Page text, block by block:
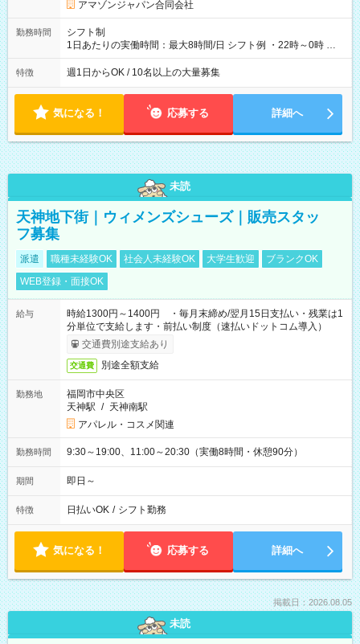
アマゾンジャパン合同会社
勤務時間
シフト制
1日あたりの実働時間：最大8時間/日 シフト例 ・22時～0時 入
社後、就業可能シフトをご確認の上、申請してください。
特徴 週1日からOK / 10名以上の大量募集
気になる！ 応募する 詳細へ
未読
天神地下街｜ウィメンズシューズ｜販売スタッ
フ募集
派遣 職種未経験OK 社会人未経験OK 大学生歓迎
ブランクOK
WEB登録・面接OK
給与
時給1300円～1400円 ・毎月末締め/翌月15日支払い・残業は1
分単位で支給します・前払い制度（速払いドットコム導入）
交通費別途支給あり
交通費 別途全額支給
勤務地
福岡市中央区
天神駅 / 天神南駅
アパレル・コスメ関連
勤務時間 9:30～19:00、11:00～20:30（実働8時間・休憩90分）
期間 即日～
特徴 日払いOK / シフト勤務
気になる！ 応募する 詳細へ
掲載日：2026.08.05
未読